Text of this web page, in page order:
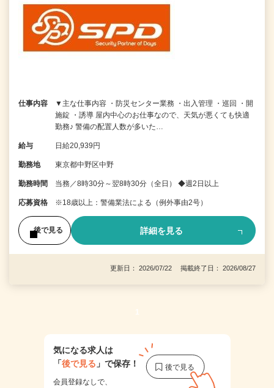
仕事内容
▼主な仕事内容 ・防災センター業務 ・出入管理 ・巡回 ・開
施錠 ・誘導 屋内中心のお仕事なので、天気が悪くても快適
勤務♪ 警備の配置人数が多いた…
給与 日給20,939円
勤務地 東京都中野区中野
勤務時間 当務／8時30分～翌8時30分（全日） ◆週2日以上
応募資格 ※18歳以上：警備業法による（例外事由2号）
後で見る 詳細を見る
更新日： 2026/07/22 掲載終了日： 2026/08/27
1
気になる求人は
「後で見る 」で保存！
会員登録なしで、